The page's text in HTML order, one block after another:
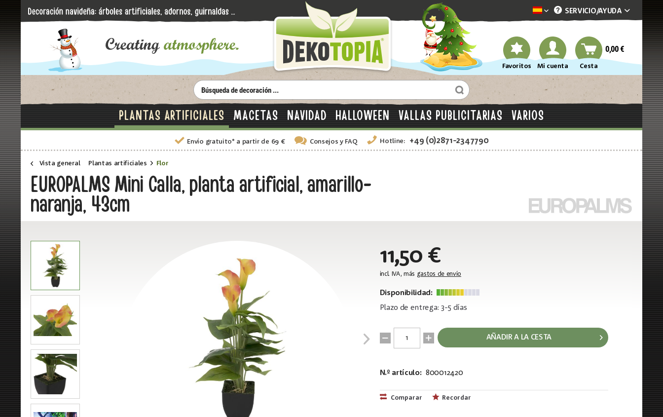
Dekotopia spanisch
SERVICIO/AYUDA
Favoritos Mi cuenta Cesta
0,00 €
PLANTAS ARTIFICIALES MACETAS NAVIDAD HALLOWEEN VALLAS PUBLICITARIAS VARIOS
Envío gratuito* a partir de 69 € Consejos y FAQ Hotline: +49 (0)2871-2347790
Vista general Plantas artificiales Flor
EUROPALMS Mini Calla, planta artificial, amarillo-
naranja, 43cm
11,50 €
incl. IVA, más gastos de envío
Disponibilidad:
Plazo de entrega: 3-5 días
AÑADIR A LA CESTA
N.º artículo: 800012420
Comparar Recordar